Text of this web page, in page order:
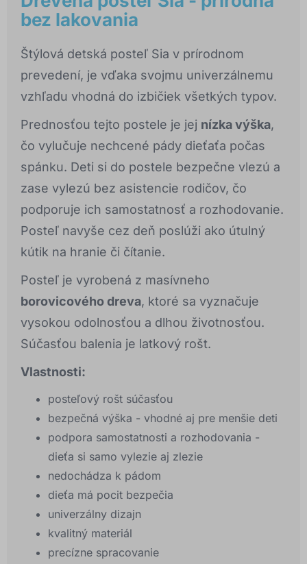
bez lakovania
Štýlová detská posteľ Sia v prírodnom
prevedení, je vďaka svojmu univerzálnemu
vzhľadu vhodná do izbičiek všetkých typov.
Prednosťou tejto postele je jej nízka výška,
čo vylučuje nechcené pády dieťaťa počas
spánku. Deti si do postele bezpečne vlezú a
zase vylezú bez asistencie rodičov, čo
podporuje ich samostatnosť a rozhodovanie.
Posteľ navyše cez deň poslúži ako útulný
kútik na hranie či čítanie.
Posteľ je vyrobená z masívneho
borovicového dreva, ktoré sa vyznačuje
vysokou odolnosťou a dlhou životnosťou.
Súčasťou balenia je latkový rošt.
Vlastnosti:
posteľový rošt súčasťou
bezpečná výška - vhodné aj pre menšie deti
podpora samostatnosti a rozhodovania -
dieťa si samo vylezie aj zlezie
nedochádza k pádom
dieťa má pocit bezpečia
univerzálny dizajn
kvalitný materiál
precízne spracovanie